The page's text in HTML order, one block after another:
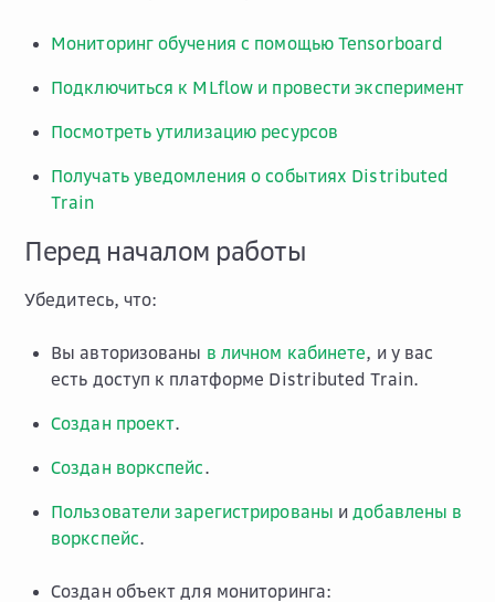
Мониторинг обучения с помощью Tensorboard
Подключиться к MLflow и провести эксперимент
Посмотреть утилизацию ресурсов
Получать уведомления о событиях Distributed
Train
Перед началом работы
Убедитесь, что:
Вы авторизованы в личном кабинете, и у вас
есть доступ к платформе Distributed Train.
Создан проект.
Создан воркспейс.
Пользователи зарегистрированы идобавлены в
воркспейс.
Создан объект для мониторинга: